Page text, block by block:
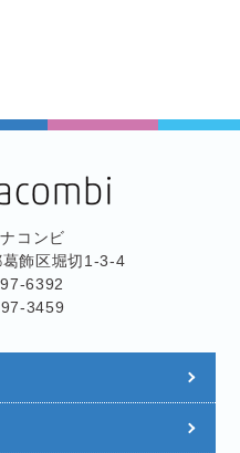
コンビ
飾区堀切1-3-4
6392
3459